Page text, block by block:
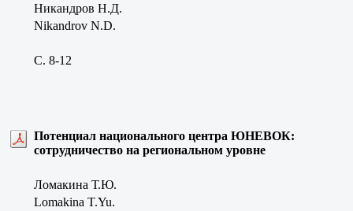
Никандров Н.Д.
Nikandrov N.D.
C. 8-12
Потенциал национального центра ЮНЕВОК:
сотрудничество на региональном уровне
Ломакина Т.Ю.
Lomakina T.Yu.